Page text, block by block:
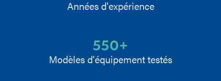
Années d'expérience
550+
Modèles d'équipement testés